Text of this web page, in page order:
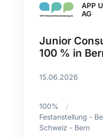
APP
AG
Junior
100 % in
15.06.2026
100%
Festanstellung -
Schweiz - Bern